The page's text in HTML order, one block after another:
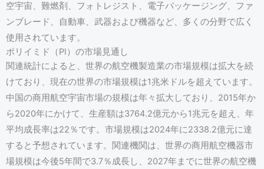
空宇宙、難燃剤、フォトレジスト、電子パッケージング、ファ
ンブレード、自動車、武器および機器など、多くの分野で広く
使用されています。
ポリイミド（PI）の市場見通し
関連統計によると、世界の航空機製造業の市場規模は拡大を続
けており、現在の世界の市場規模は1兆米ドルを超えています。
中国の商用航空宇宙市場の規模は年々拡大しており、2015年か
ら2020年にかけて、生産額は3764.2億元から1兆元を超え、年
平均成長率は22％です。市場規模は2024年に2338.2億元に達
すると予想されています。関連機関は、世界の商用航空機器市
場規模は今後5年間で3.7％成長し、2027年までに世界の航空機